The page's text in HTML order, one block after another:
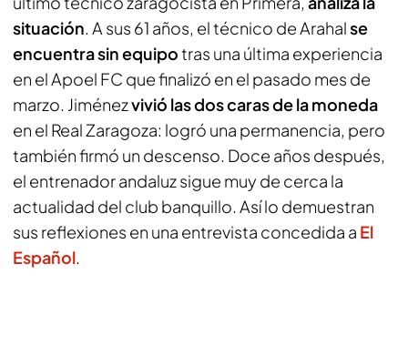
situación. A sus 61 años, el técnico de Arahalse
encuentra sin equipotras una última experiencia
en el Apoel FC que finalizó en el pasado mes de
marzo. Jiménezvivió las dos caras de la moneda
en el Real Zaragoza: logró una permanencia, pero
también firmó un descenso. Doce años después,
el entrenador andaluz sigue muy de cerca la
actualidad del club banquillo. Así lo demuestran
sus reflexiones en una entrevista concedida a El
Español.